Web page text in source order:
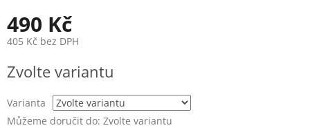
490 Kč
405 Kč bez DPH
cena:
Zvolte variantu
Varianta
Můžeme doručit do: Zvolte variantu